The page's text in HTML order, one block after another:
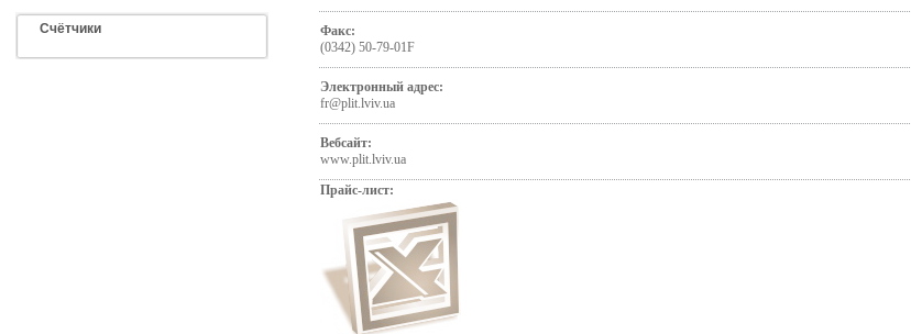
Счётчики
Факс:
(0342) 50-79-01F
Электронный адрес:
fr@plit.lviv.ua
Вебсайт:
www.plit.lviv.ua
Прайс-лист: